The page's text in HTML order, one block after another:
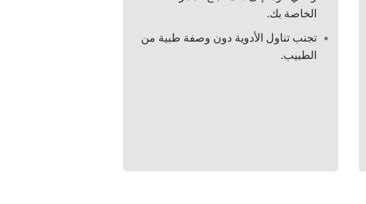
الخاصة بك.
تجنب تناول الأدوية دون وصفة طبية من
الطبيب.